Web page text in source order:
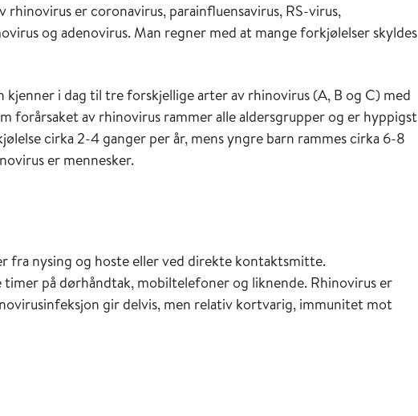
er coronavirus, parainfluensavirus, RS-virus,
og adenovirus. Man regner med at mange forkjølelser skyldes
kjenner i dag til tre forskjellige arter av rhinovirus (A, B og C) med
forårsaket av rhinovirus rammer alle aldersgrupper og er hyppigst
cirka 2-4 ganger per år, mens yngre barn rammes cirka 6-8
er mennesker.
fra nysing og hoste eller ved direkte kontaktsmitte.
timer på dørhåndtak, mobiltelefoner og liknende. Rhinovirus er
gir delvis, men relativ kortvarig, immunitet mot